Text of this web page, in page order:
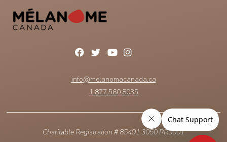
info@melanomacanada.ca
1.877.560.8035
Charitable Registration # 85491 3050 RR0001